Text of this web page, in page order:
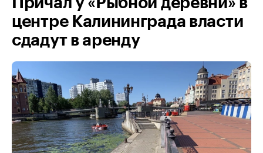
центре Калининграда власти
сдадут в аренду